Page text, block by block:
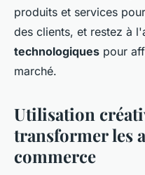
produits et services
des clients, et restez à
technologiques pour
marché.
Utilisation
transformer les
commerce